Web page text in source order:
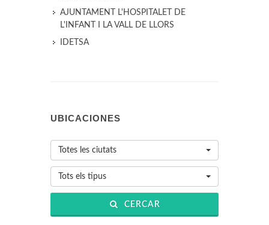
AJUNTAMENT L'HOSPITALET DE
L'INFANT I LA VALL DE LLORS
IDETSA
UBICACIONES
Totes les ciutats
Tots els tipus
CERCAR